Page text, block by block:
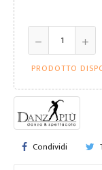
PRODOTTO
Condividi